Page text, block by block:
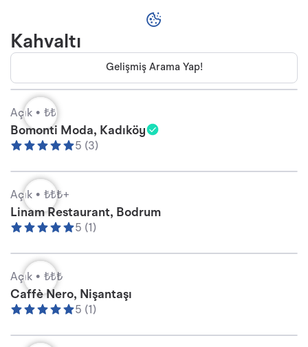
Kahvaltı
Gelişmiş Arama Yap!
Açık • ₺₺
Bomonti Moda, Kadıköy
5 (3)
Açık • ₺₺₺+
Linam Restaurant, Bodrum
5 (1)
Açık • ₺₺₺
Caffè Nero, Nişantaşı
5 (1)